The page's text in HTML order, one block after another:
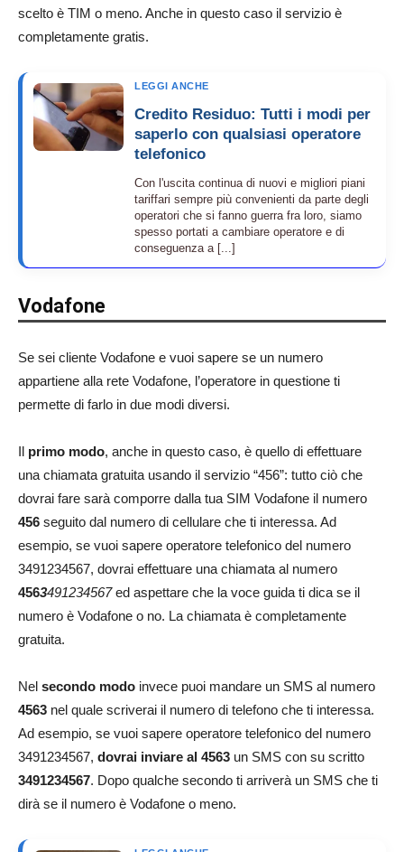
scelto è TIM o meno. Anche in questo caso il servizio è
completamente gratis.
LEGGI ANCHE
Credito Residuo: Tutti i modi per
saperlo con qualsiasi operatore
telefonico
Con l'uscita continua di nuovi e migliori piani
tariffari sempre più convenienti da parte degli
operatori che si fanno guerra fra loro, siamo
spesso portati a cambiare operatore e di
conseguenza a [...]
Vodafone
Se sei cliente Vodafone e vuoi sapere se un numero
appartiene alla rete Vodafone, l’operatore in questione ti
permette di farlo in due modi diversi.
Il primo modo, anche in questo caso, è quello di effettuare
una chiamata gratuita usando il servizio “456”: tutto ciò che
dovrai fare sarà comporre dalla tua SIM Vodafone il numero
456 seguito dal numero di cellulare che ti interessa. Ad
esempio, se vuoi sapere operatore telefonico del numero
3491234567, dovrai effettuare una chiamata al numero
4563491234567ed aspettare che la voce guida ti dica se il
numero è Vodafone o no. La chiamata è completamente
gratuita.
Nel secondo modo invece puoi mandare un SMS al numero
4563 nel quale scriverai il numero di telefono che ti interessa.
Ad esempio, se vuoi sapere operatore telefonico del numero
3491234567, dovrai inviare al 4563 un SMS con su scritto
3491234567. Dopo qualche secondo ti arriverà un SMS che ti
dirà se il numero è Vodafone o meno.